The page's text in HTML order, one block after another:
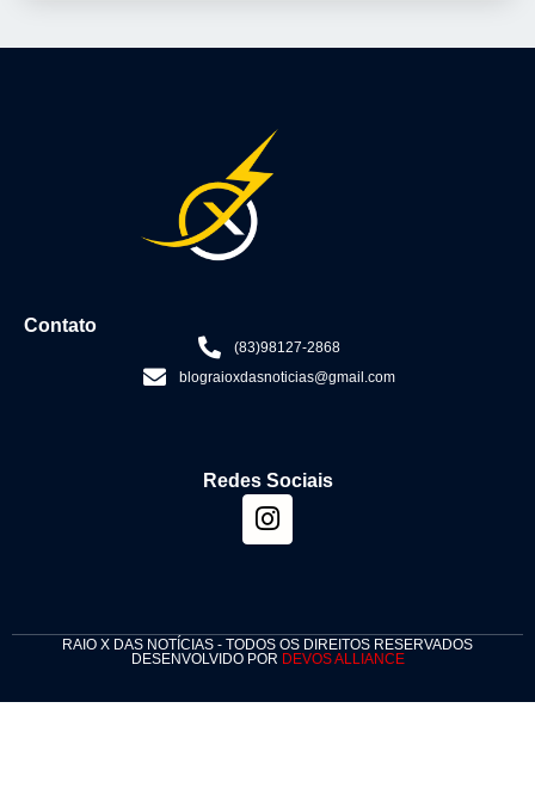
Contato
(83)98127-2868
blograioxdasnoticias@gmail.com
Redes Sociais
RAIO X DAS NOTÍCIAS - TODOS OS DIREITOS RESERVADOS
DESENVOLVIDO POR DEVOS ALLIANCE